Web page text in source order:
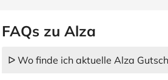
FAQs zu Alza
ᐅ Wo finde ich aktuelle Alza